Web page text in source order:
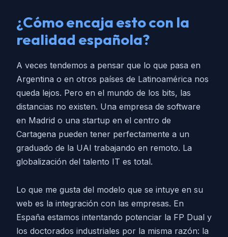
¿Cómo encaja esto con la
realidad española?
A veces tendemos a pensar que lo que pasa en
Argentina o en otros países de Latinoamérica nos
queda lejos. Pero en el mundo de los bits, las
distancias no existen. Una empresa de software
en Madrid o una startup en el centro de
Cartagena pueden tener perfectamente a un
graduado de la UAI trabajando en remoto. La
globalización del talento IT es total.
Lo que me gusta del modelo que se intuye en su
web es la integración con las empresas. En
España estamos intentando potenciar la FP Dual y
los doctorados industriales por la misma razón: la